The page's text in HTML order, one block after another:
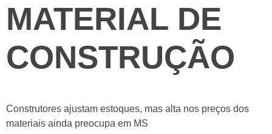
MATERIAL DE
CONSTRUÇÃO
Construtores ajustam estoques, mas alta nos preços dos
materiais ainda preocupa em MS